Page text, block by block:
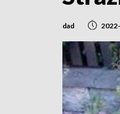
dad